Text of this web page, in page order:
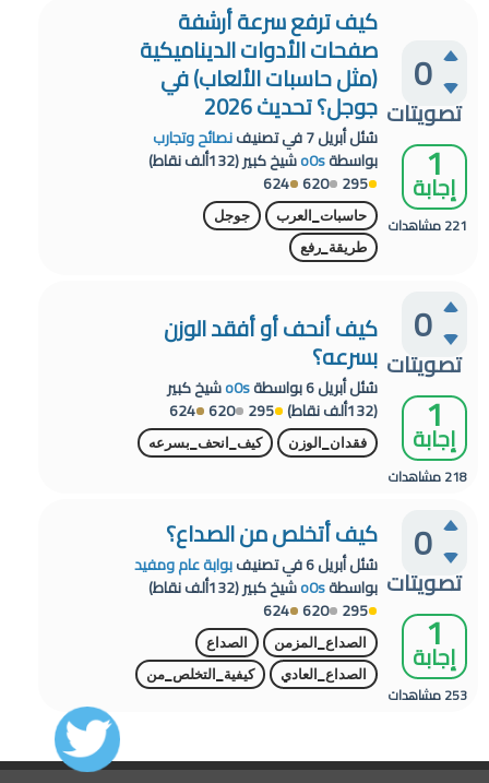
0
تصويتات
1
إجابة
221مشاهدات
كيف ترفع سرعة أرشفة
صفحات الأدوات الديناميكية
(مثل حاسبات الألعاب) في
جوجل؟ تحديث 2026
سُئلأبريل 7 في تصنيفنصائح وتجارب
بواسطةo0sشيخ كبير(132ألف
نقاط)
295
620
624
حاسبات_العرب
جوجل
طريقة_رفع
0
تصويتات
1
إجابة
218مشاهدات
كيف أنحف أو أفقد الوزن
بسرعه؟
سُئلأبريل 6 بواسطةo0sشيخ كبير
(132ألف نقاط) 295
620
624
فقدان_الوزن كيف_انحف_بسرعه
0
تصويتات
1
إجابة
253مشاهدات
كيف أتخلص من الصداع؟
سُئلأبريل 6 في تصنيفبوابة عام ومفيد
بواسطةo0sشيخ كبير(132ألف
نقاط)
295
620
624
الصداع_المزمن
الصداع
الصداع_العادي
كيفية_التخلص_من